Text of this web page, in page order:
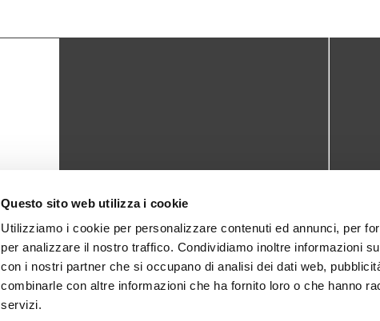
Questo sito web utilizza i cookie
Utilizziamo i cookie per personalizzare contenuti ed annunci, per
per analizzare il nostro traffico. Condividiamo inoltre informazioni
con i nostri partner che si occupano di analisi dei dati web,
combinarle con altre informazioni che ha fornito loro o che hanno
servizi.
biblioteca@comune.monselice.padova.it
0429 - 1905714